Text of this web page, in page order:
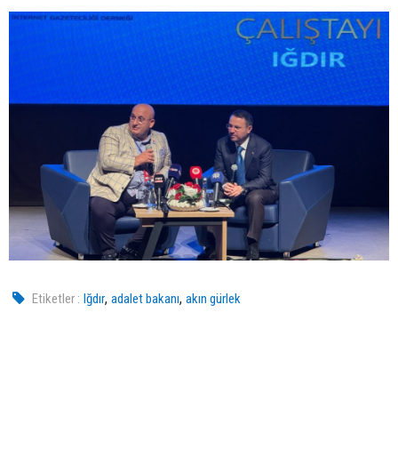
Etiketler : Iğdır,adalet bakanı,akın gürlek